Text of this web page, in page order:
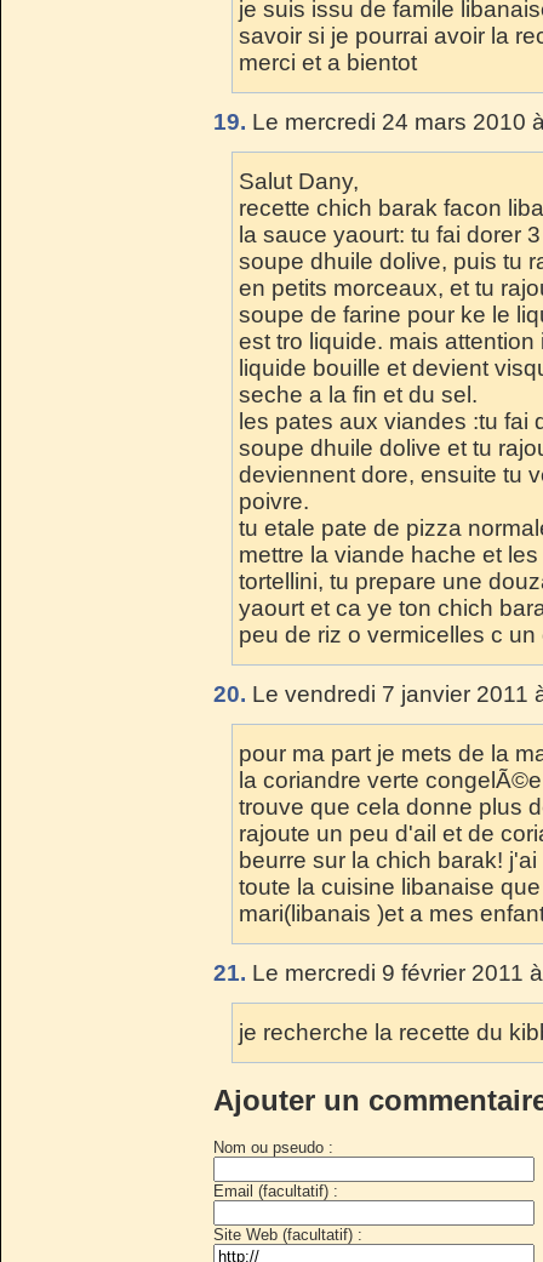
je suis issu de famile
savoir si je pourrai avoir la
merci et a bientot
19. Le mercredi 24 mars 2010
Salut Dany,
recette chich barak facon
la sauce yaourt: tu fai dorer
soupe dhuile dolive, puis tu
en petits morceaux, et tu
soupe de farine pour ke le
est tro liquide. mais
liquide bouille et devient
seche a la fin et du sel.
les pates aux viandes :tu fai
soupe dhuile dolive et tu
deviennent dore, ensuite tu
poivre.
tu etale pate de pizza
mettre la viande hache et
tortellini, tu prepare une
yaourt et ca ye ton chich
peu de riz o vermicelles c
20. Le vendredi 7 janvier 2011
pour ma part je mets de la
la coriandre verte
trouve que cela donne plus
rajoute un peu d'ail et de
beurre sur la chich barak!
toute la cuisine libanaise
mari(libanais )et a mes
21. Le mercredi 9 février 2011
je recherche la recette du
Ajouter un
Nom ou pseudo :
Email (facultatif) :
Site Web (facultatif) :